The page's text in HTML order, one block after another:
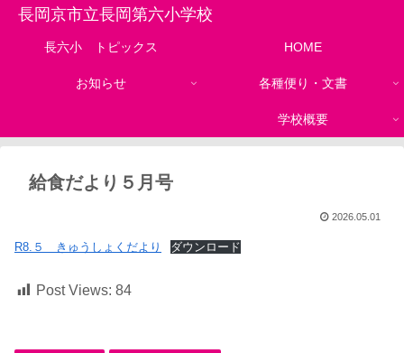
長岡京市立長岡第六小学校
長六小 トピックス HOME
お知らせ 各種便り・文書
学校概要
給食だより５月号
2026.05.01
R8.５ きゅうしょくだより ダウンロード
Post Views: 84